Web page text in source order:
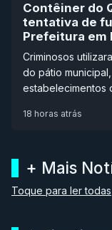
Contêiner do
tentativa de
Prefeitura em
Criminosos
do pátio
estabelecimentos
18 horas atrás
+ Mais
Toque para ler todas